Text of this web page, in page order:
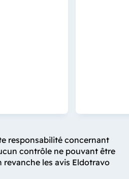
responsabilité concernant
contrôle ne pouvant être
revanche les avis Eldotravo